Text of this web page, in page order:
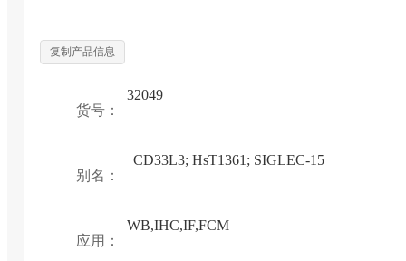
复制产品信息
货号：
32049
别名：
CD33L3; HsT1361; SIGLEC-15
应用：
WB,IHC,IF,FCM